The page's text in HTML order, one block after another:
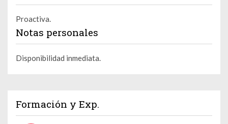
Proactiva.
Notas personales
Disponibilidad inmediata.
Formación y Exp.